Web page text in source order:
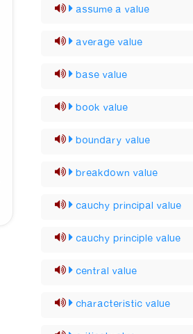
assume a value
average value
base value
book value
boundary value
breakdown value
cauchy principal value
cauchy principle value
central value
characteristic value